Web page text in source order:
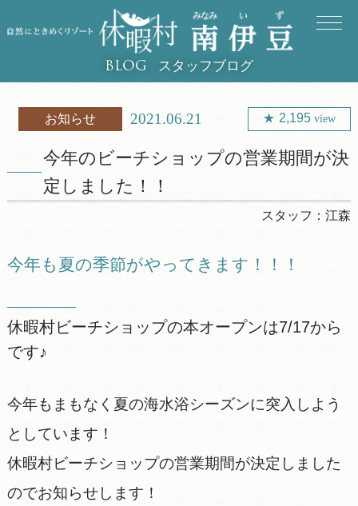
BLOG スタッフブログ
お知らせ 2021.06.21 2,195view
今年のビーチショップの営業期間が決
定しました！！
スタッフ：江森
今年も夏の季節がやってきます！！！
休暇村ビーチショップの本オープンは7/17から
です♪
今年もまもなく夏の海水浴シーズンに突入しよう
としています！
休暇村ビーチショップの営業期間が決定しました
のでお知らせします！